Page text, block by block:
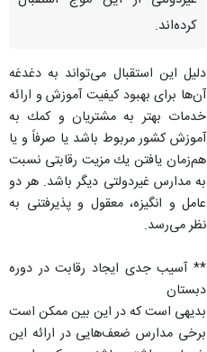
كرده‌اند.
دلیل این استقبال می‌تواند به دغدغه
آن‌ها برای بهبود كیفیت آموزش و ارائه
خدمات بهتر به مشتریان و كمك به
آموزش كشور مربوط باشد یا صرفاً و یا
هم‌زمان یافتن یك مزیت رقابتی نسبت
به مدارس غیردولتی دیگر باشد. هر دو
عامل و انگیزه، معقول و پذیرفتنی به
نظر می‌رسد.
** آسیب جدی ایجاد رقابت در دوره
دبستان
بدیهی است كه در این بین ممكن است
برخی مدارس ضعف‌هایی در ارائه این